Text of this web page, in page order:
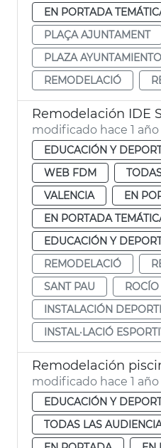
EN PORTADA
PLAÇA AJUNTAMENT
PLAZA AYUNTAMIENTO
REMODELACIÓ
Remodelación IDE
modificado hace 1 año
EDUCACIÓN Y
WEB FDM
VALENCIA
EN
EN PORTADA
EDUCACIÓN Y
REMODELACIÓ
SANT PAU
INSTALACIÓN
INSTAL·LACIÓ
modificado hace 1 año
EDUCACIÓN Y
TODAS LAS